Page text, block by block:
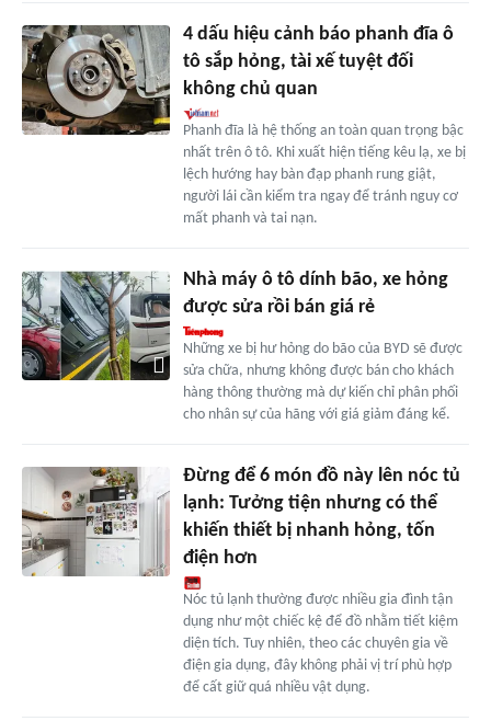
4 dấu hiệu cảnh báo phanh đĩa ô
tô sắp hỏng, tài xế tuyệt đối
không chủ quan
Phanh đĩa là hệ thống an toàn quan trọng bậc
nhất trên ô tô. Khi xuất hiện tiếng kêu lạ, xe bị
lệch hướng hay bàn đạp phanh rung giật,
người lái cần kiểm tra ngay để tránh nguy cơ
mất phanh và tai nạn.
Nhà máy ô tô dính bão, xe hỏng
được sửa rồi bán giá rẻ
Những xe bị hư hỏng do bão của BYD sẽ được
sửa chữa, nhưng không được bán cho khách
hàng thông thường mà dự kiến chỉ phân phối
cho nhân sự của hãng với giá giảm đáng kể.
Đừng để 6 món đồ này lên nóc tủ
lạnh: Tưởng tiện nhưng có thể
khiến thiết bị nhanh hỏng, tốn
điện hơn
Nóc tủ lạnh thường được nhiều gia đình tận
dụng như một chiếc kệ để đồ nhằm tiết kiệm
diện tích. Tuy nhiên, theo các chuyên gia về
điện gia dụng, đây không phải vị trí phù hợp
để cất giữ quá nhiều vật dụng.